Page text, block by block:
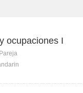
ocupaciones I